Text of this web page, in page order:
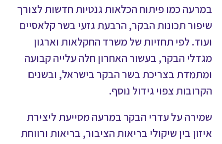
במרעה כמו פיתוח הכלאות גנטיות חדשות לצורך
שיפור תכונות הבקר, הרבעת גזעי בשר קלאסיים
ועוד. לפי תחזיות של משרד החקלאות וארגון
מגדלי הבקר, בעשור האחרון חלה עלייה קבועה
ומתמדת בצריכת בשר הבקר בישראל, ובשנים
הקרובות צפוי גידול נוסף.
שמירה על עדרי הבקר במרעה מסייעת ליצירת
איזון בין שיקולי בריאות הציבור, בריאות ורווחת